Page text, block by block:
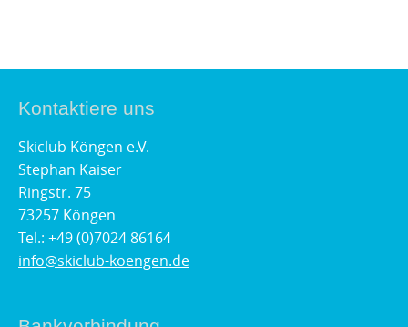
Kontaktiere uns
Skiclub Köngen e.V.
Stephan Kaiser
Ringstr. 75
73257 Köngen
Tel.: +49 (0)7024 86164
info@skiclub-koengen.de